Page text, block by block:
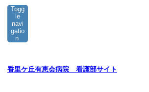
Togg
le
navi
gatio
n
香里ケ丘有恵会病院 看護部サイト